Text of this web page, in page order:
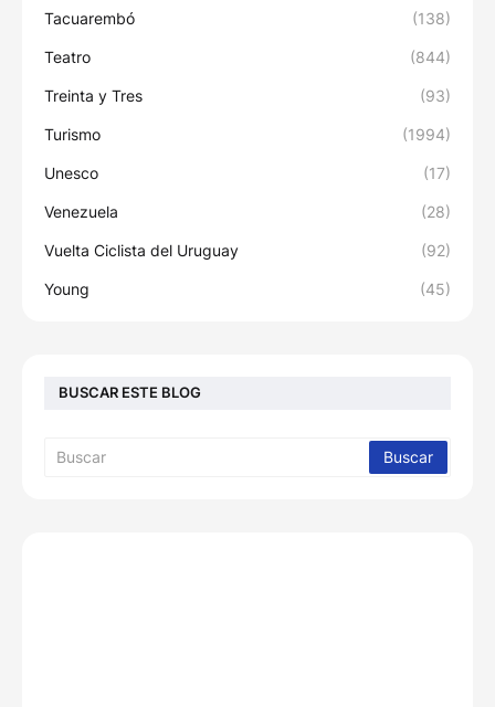
Tacuarembó (138)
Teatro (844)
Treinta y Tres (93)
Turismo (1994)
Unesco (17)
Venezuela (28)
Vuelta Ciclista del Uruguay (92)
Young (45)
BUSCAR ESTE BLOG